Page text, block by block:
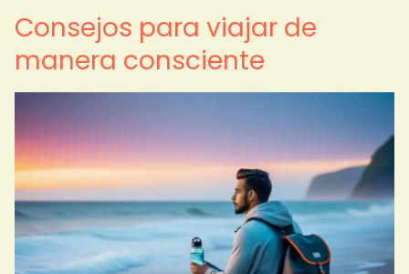
Consejos para viajar de
manera consciente